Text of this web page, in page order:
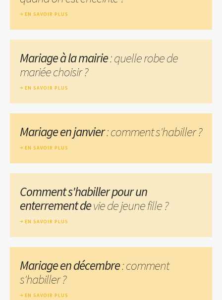
EN SAVOIR PLUS
Mariage à la mairie: quelle robe de
mariée choisir ?
EN SAVOIR PLUS
Mariage en janvier: comment s'habiller ?
EN SAVOIR PLUS
Comment s'habiller pour un
enterrement devie de jeune fille ?
EN SAVOIR PLUS
Mariage en décembre: comment
s'habiller ?
EN SAVOIR PLUS